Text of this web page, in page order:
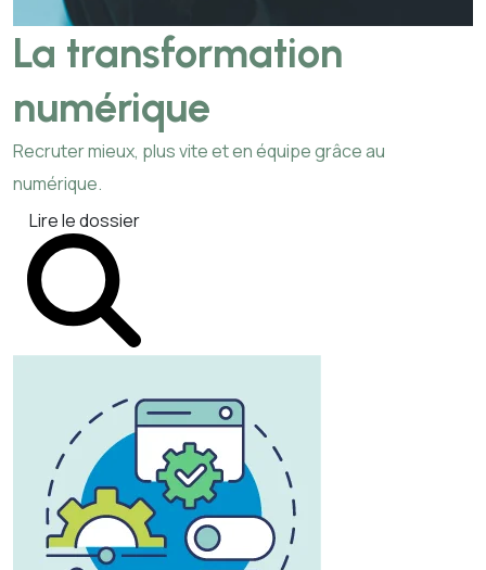
La transformation
numérique
Recruter mieux, plus vite et en équipe grâce au
numérique.
Lire le dossier